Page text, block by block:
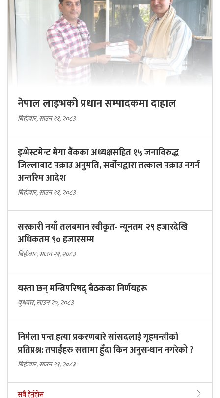
नेपाल लाइभको प्रधान सम्पादकमा दाहाल
बिहीबार, साउन २१, २०८३
इन्भेस्टमेन्ट मेगा बैंकका अध्यक्षसहित १५ जनाविरुद्ध
जिल्लाबाट पक्राउ अनुमति, सर्वोचद्वारा तत्काल पक्राउ नगर्न
अन्तरिम आदेश
बिहीबार, साउन २१, २०८३
सरकारी नयाँ तलबमान स्वीकृत- न्यूनतम २९ हजारदेखि
अधिकतम ९० हजारसम्म
बिहीबार, साउन २१, २०८३
यस्ता छन् मन्त्रिपरिषद् बैठकका निर्णयहरू
बुधबार, साउन २०, २०८३
निर्मला पन्त हत्या प्रकरणबारे सांसदलाई गृहमन्त्रीको
प्रतिप्रश्न: तपाईंहरु सत्तामा हुँदा किन अनुसन्धान नगरेको ?
बिहीबार, साउन २१, २०८३
सबै हेर्नुहोस